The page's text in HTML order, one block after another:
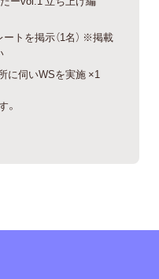
トを掲示（1名） ※掲載
に伺いWSを実施 ×1
。